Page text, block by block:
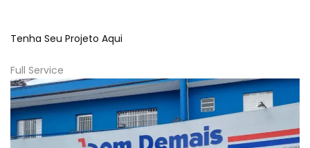
Tenha Seu Projeto Aqui
Full Service